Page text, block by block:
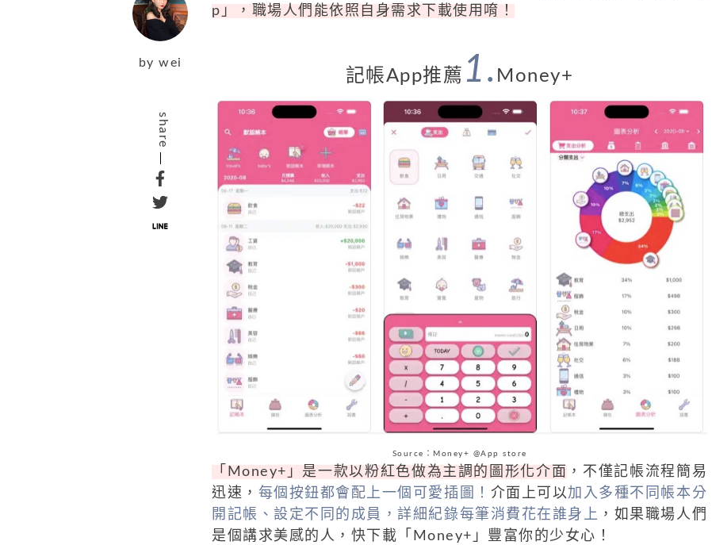
by wei
share
p」，職場人們能依照自身需求下載使用唷！
記帳App推薦 1. Money+
Source：Money+ @App store
「Money+」是一款以粉紅色做為主調的圖形化介面
，不僅記帳流程簡易
迅速， 每個按鈕都會配上一個可愛插圖！ 介面上可以加入多種不同帳本分
開記帳、設定不同的成員，詳細紀錄每筆消費花在誰身上 ，如果職場人們
是個講求美感的人，快下載「Money+」豐富你的少女心！